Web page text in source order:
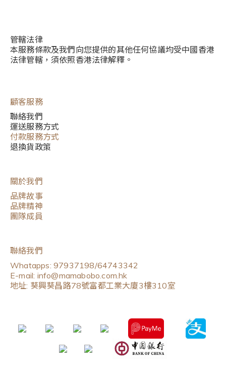
管轄法律
本服務條款及我們向您提供的其他任何協議均受中國香港
法律管轄，須依照香港法律解釋。
顧客服務
聯絡我們
運送服務方式
付款服務方式
退換貨政策
關於我們
品牌故事
品牌精神
團隊成員
聯絡我們
Whatapps: 97937198/64743342
E-mail: info@mamabobo.com.hk
地址: 葵興葵昌路78號富都工業大廈3樓310室